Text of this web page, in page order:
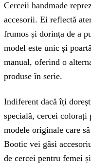
Cerceii handmade
accesorii. Ei reflectă
frumos și dorința de a
model este unic și
manual, oferind o
produse în serie.
Indiferent dacă îți
specială, cercei colorați
modele originale care
Bootic vei găsi
de cercei pentru femei